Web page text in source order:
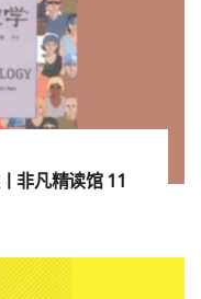
非凡精读馆 11